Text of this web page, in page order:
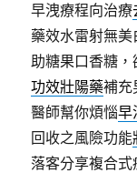
早洩療程向治療
藥效水雷射無
助糖果口香糖
功效壯陽藥補充
醫師幫你煩惱早
回收之風險功能
落客分享複合式